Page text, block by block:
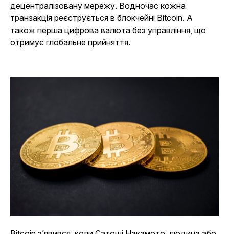
децентралізовану мережу. Водночас кожна
транзакція реєструється в блокчейні Bitcoin. А
також перша цифрова валюта без управління, що
отримує глобальне прийняття.